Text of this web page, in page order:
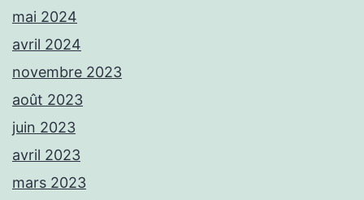
mai 2024
avril 2024
novembre 2023
août 2023
juin 2023
avril 2023
mars 2023